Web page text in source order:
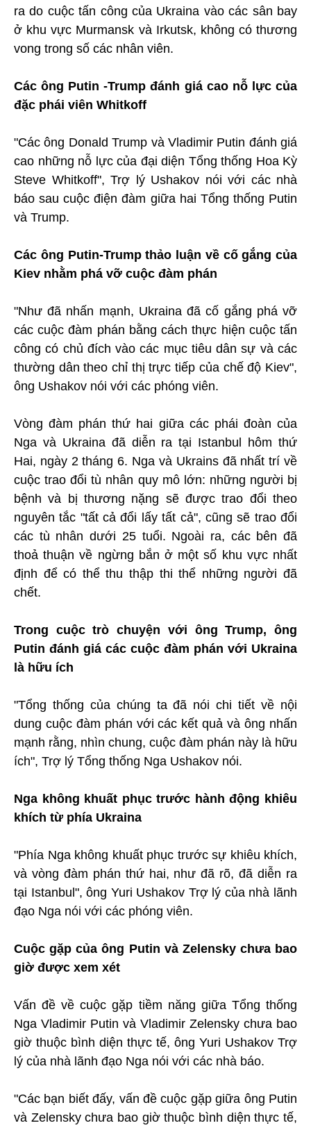
ra do cuộc tấn công của Ukraina vào các sân bay
ở khu vực Murmansk và Irkutsk, không có thương
vong trong số các nhân viên.
Các ông Putin -Trump đánh giá cao nỗ lực của
đặc phái viên Whitkoff
"Các ông Donald Trump và Vladimir Putin đánh giá
cao những nỗ lực của đại diện Tổng thống Hoa Kỳ
Steve Whitkoff", Trợ lý Ushakov nói với các nhà
báo sau cuộc điện đàm giữa hai Tổng thống Putin
và Trump.
Các ông Putin-Trump thảo luận về cố gắng của
Kiev nhằm phá vỡ cuộc đàm phán
"Như đã nhấn mạnh, Ukraina đã cố gắng phá vỡ
các cuộc đàm phán bằng cách thực hiện cuộc tấn
công có chủ đích vào các mục tiêu dân sự và các
thường dân theo chỉ thị trực tiếp của chế độ Kiev",
ông Ushakov nói với các phóng viên.
Vòng đàm phán thứ hai giữa các phái đoàn của
Nga và Ukraina đã diễn ra tại Istanbul hôm thứ
Hai, ngày 2 tháng 6. Nga và Ukrains đã nhất trí về
cuộc trao đổi tù nhân quy mô lớn: những người bị
bệnh và bị thương nặng sẽ được trao đổi theo
nguyên tắc "tất cả đổi lấy tất cả", cũng sẽ trao đổi
các tù nhân dưới 25 tuổi. Ngoài ra, các bên đã
thoả thuận về ngừng bắn ở một số khu vực nhất
định để có thể thu thập thi thể những người đã
chết.
Trong cuộc trò chuyện với ông Trump, ông
Putin đánh giá các cuộc đàm phán với Ukraina
là hữu ích
"Tổng thống của chúng ta đã nói chi tiết về nội
dung cuộc đàm phán với các kết quả và ông nhấn
mạnh rằng, nhìn chung, cuộc đàm phán này là hữu
ích", Trợ lý Tổng thống Nga Ushakov nói.
Nga không khuất phục trước hành động khiêu
khích từ phía Ukraina
"Phía Nga không khuất phục trước sự khiêu khích,
và vòng đàm phán thứ hai, như đã rõ, đã diễn ra
tại Istanbul", ông Yuri Ushakov Trợ lý của nhà lãnh
đạo Nga nói với các phóng viên.
Cuộc gặp của ông Putin và Zelensky chưa bao
giờ được xem xét
Vấn đề về cuộc gặp tiềm năng giữa Tổng thống
Nga Vladimir Putin và Vladimir Zelensky chưa bao
giờ thuộc bình diện thực tế, ông Yuri Ushakov Trợ
lý của nhà lãnh đạo Nga nói với các nhà báo.
"Các bạn biết đấy, vấn đề cuộc gặp giữa ông Putin
và Zelensky chưa bao giờ thuộc bình diện thực tế,